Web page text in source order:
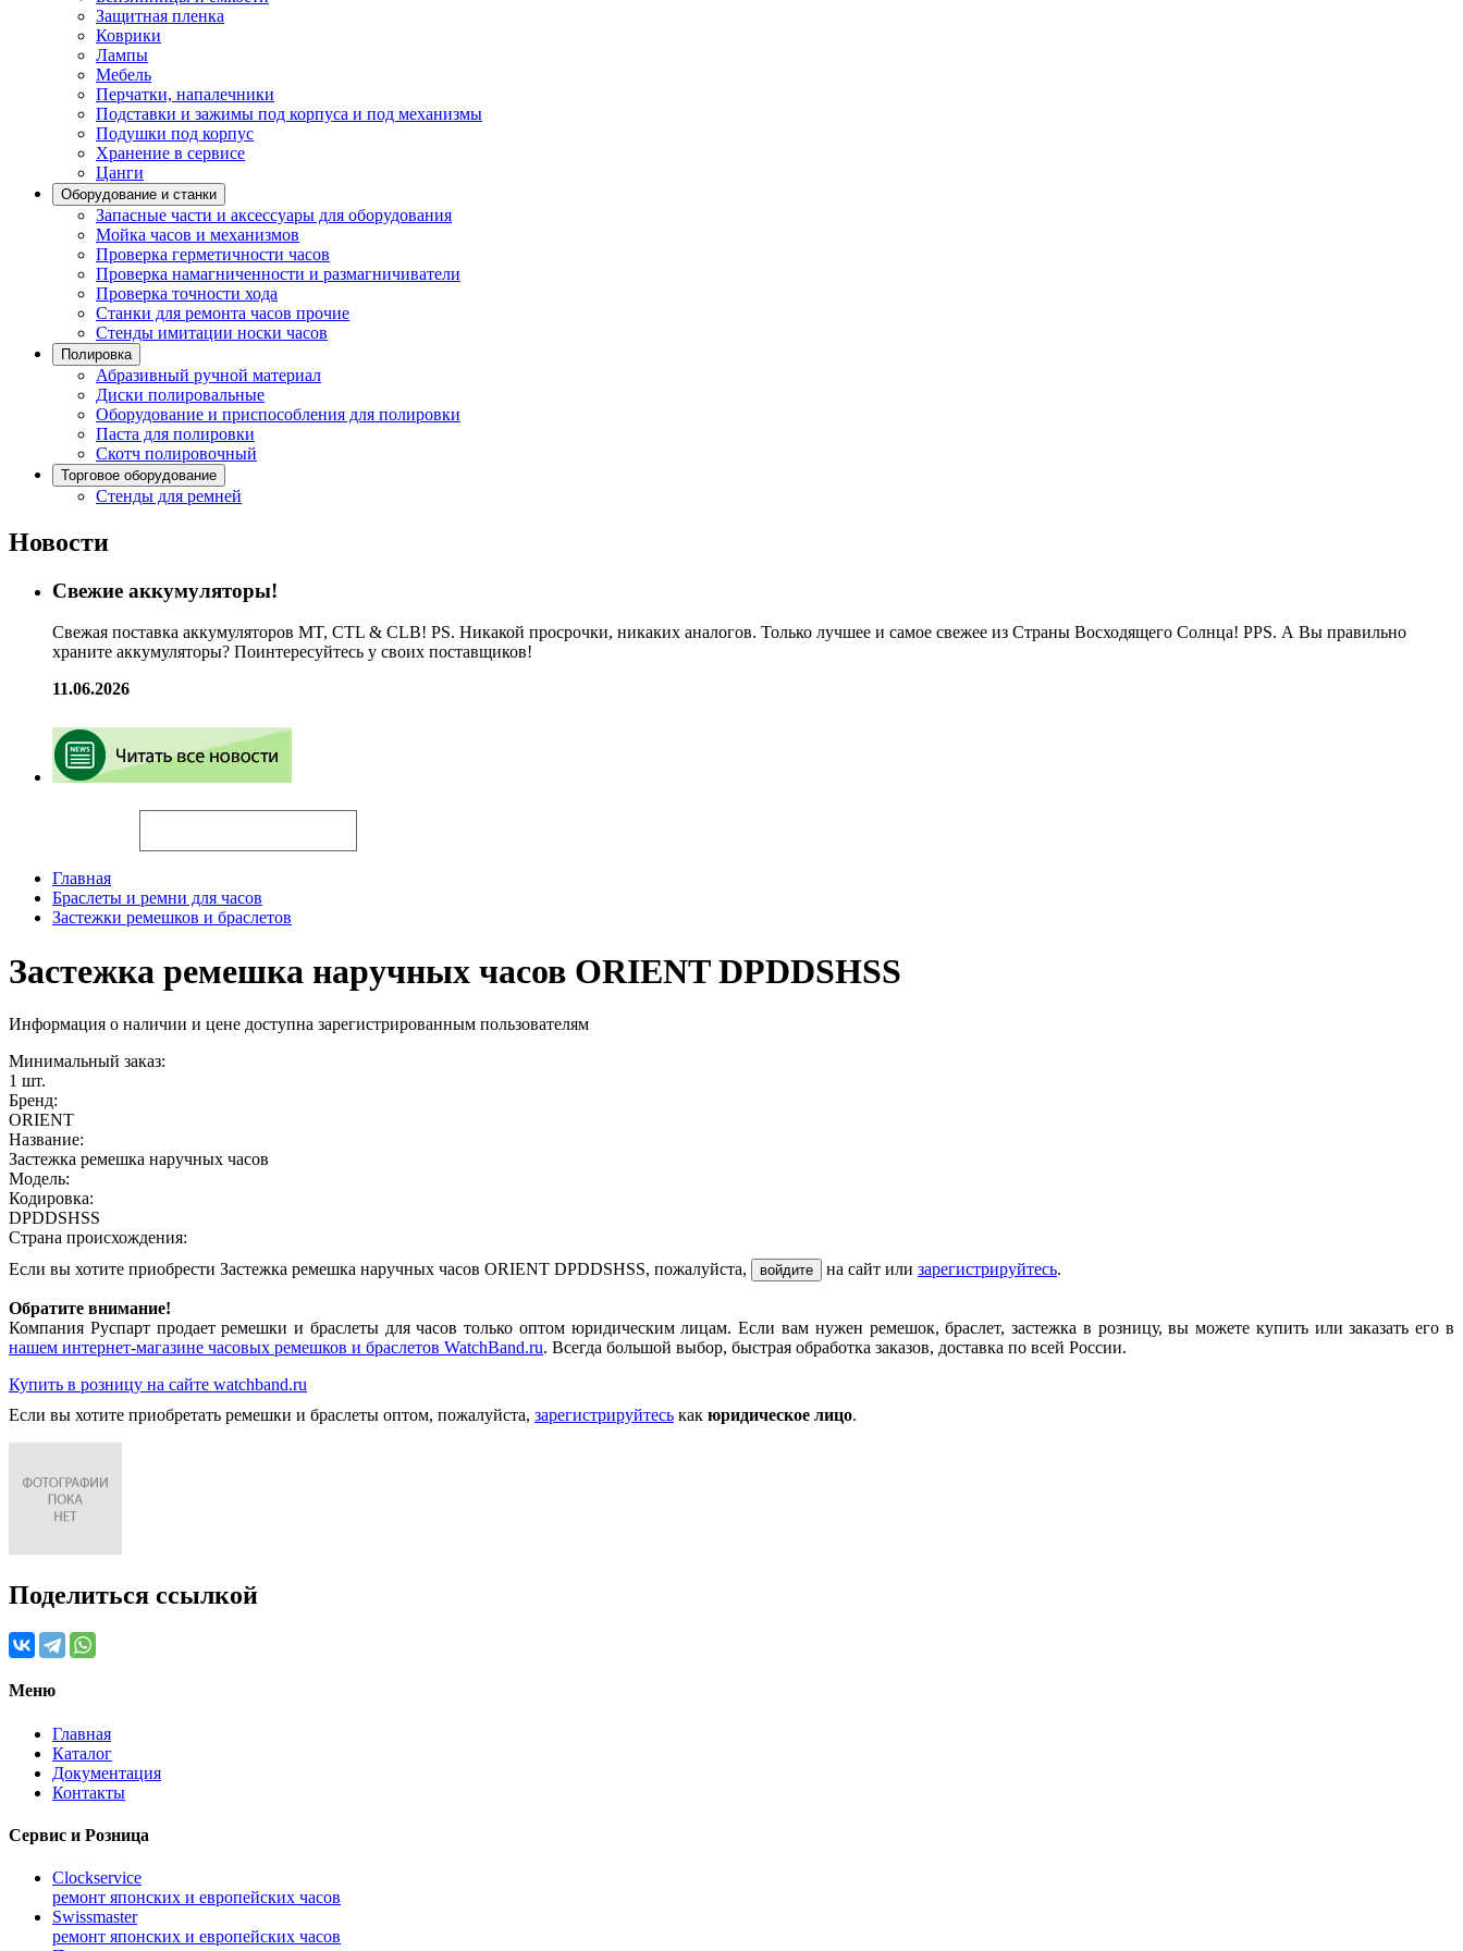
Защитная пленка
Коврики
Лампы
Мебель
Перчатки, напалечники
Подставки и зажимы под корпуса и под механизмы
Подушки под корпус
Хранение в сервисе
Цанги
Оборудование и станки
Запасные части и аксессуары для оборудования
Мойка часов и механизмов
Проверка герметичности часов
Проверка намагниченности и размагничиватели
Проверка точности хода
Станки для ремонта часов прочие
Стенды имитации носки часов
Полировка
Абразивный ручной материал
Диски полировальные
Оборудование и приспособления для полировки
Паста для полировки
Скотч полировочный
Торговое оборудование
Стенды для ремней
Новости
Свежие аккумуляторы!
Свежая поставка аккумуляторов MT, CTL & CLB! PS. Никакой просрочки, никаких аналогов. Только лучшее и самое свежее из Страны Восходящего Солнца! PPS. А Вы правильно
храните аккумуляторы? Поинтересуйтесь у своих поставщиков!
11.06.2026
Главная
Браслеты и ремни для часов
Застежки ремешков и браслетов
Застежка ремешка наручных часов ORIENT DPDDSHSS
Информация о наличии и цене доступна зарегистрированным пользователям
Минимальный заказ:
1 шт.
Бренд:
ORIENT
Название:
Застежка ремешка наручных часов
Модель:
Кодировка:
DPDDSHSS
Страна происхождения:
Если вы хотите приобрести Застежка ремешка наручных часов ORIENT DPDDSHSS, пожалуйста,
войдите на сайт или зарегистрируйтесь.
Обратите внимание!
Компания Руспарт продает ремешки и браслеты для часов только оптом юридическим лицам. Если вам нужен ремешок, браслет, застежка в розницу, вы можете купить или заказать его в
нашем интернет-магазине часовых ремешков и браслетов WatchBand.ru. Всегда большой выбор, быстрая обработка заказов, доставка по всей России.
Купить в розницу на сайте watchband.ru
Если вы хотите приобретать ремешки и браслеты оптом, пожалуйста, зарегистрируйтесь как юридическое лицо.
Поделиться ссылкой
Меню
Главная
Каталог
Документация
Контакты
Сервис и Розница
Clockservice
ремонт японских и европейских часов
Swissmaster
ремонт японских и европейских часов